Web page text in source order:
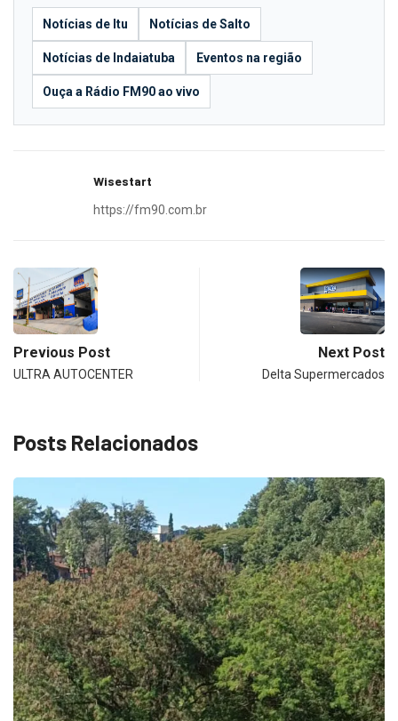
Notícias de Itu Notícias de Salto
Notícias de Indaiatuba Eventos na região
Ouça a Rádio FM90 ao vivo
Wisestart
https://fm90.com.br
Previous Post
ULTRA AUTOCENTER
Next Post
Delta Supermercados
Posts Relacionados
ECONOMIA